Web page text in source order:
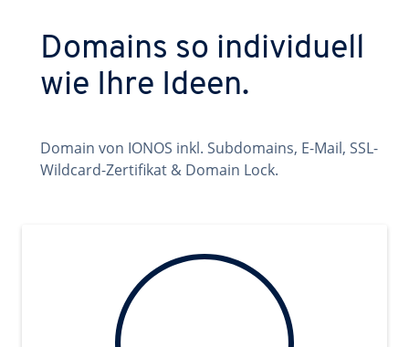
Domains so individuell
wie Ihre Ideen.
Domain von IONOS inkl. Subdomains, E-Mail, SSL-
Wildcard-Zertifikat & Domain Lock.